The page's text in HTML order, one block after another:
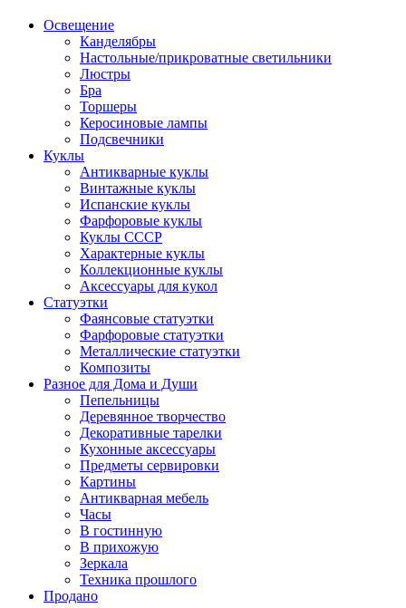
Освещение
Канделябры
Настольные/прикроватные светильники
Люстры
Бра
Торшеры
Керосиновые лампы
Подсвечники
Куклы
Антикварные куклы
Винтажные куклы
Испанские куклы
Фарфоровые куклы
Куклы СССР
Характерные куклы
Коллекционные куклы
Аксессуары для кукол
Статуэтки
Фаянсовые статуэтки
Фарфоровые статуэтки
Металлические статуэтки
Композиты
Разное для Дома и Души
Пепельницы
Деревянное творчество
Декоративные тарелки
Кухонные аксессуары
Предметы сервировки
Картины
Антикварная мебель
Часы
В гостинную
В прихожую
Зеркала
Техника прошлого
Продано